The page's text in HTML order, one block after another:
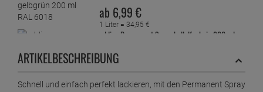
ab 6,99 €
1 Liter = 34,95 €
edding Permanent Spray hellelfenbein 200 ml
ab6,
1 Liter =
edding Permanent Spray Klarlack glänzend 200
ARTIKELBESCHREIBUNG
Schnell und einfach perfekt lackieren, mit den Permanent Spray